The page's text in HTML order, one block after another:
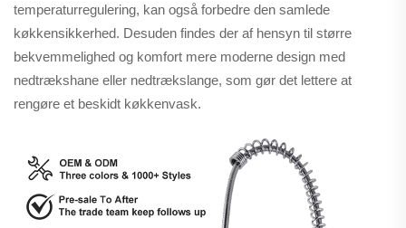
temperaturregulering, kan også forbedre den samlede
køkkensikkerhed. Desuden findes der af hensyn til større
bekvemmelighed og komfort mere moderne design med
nedtrækshane eller nedtrækslange, som gør det lettere at
rengøre et beskidt køkkenvask.